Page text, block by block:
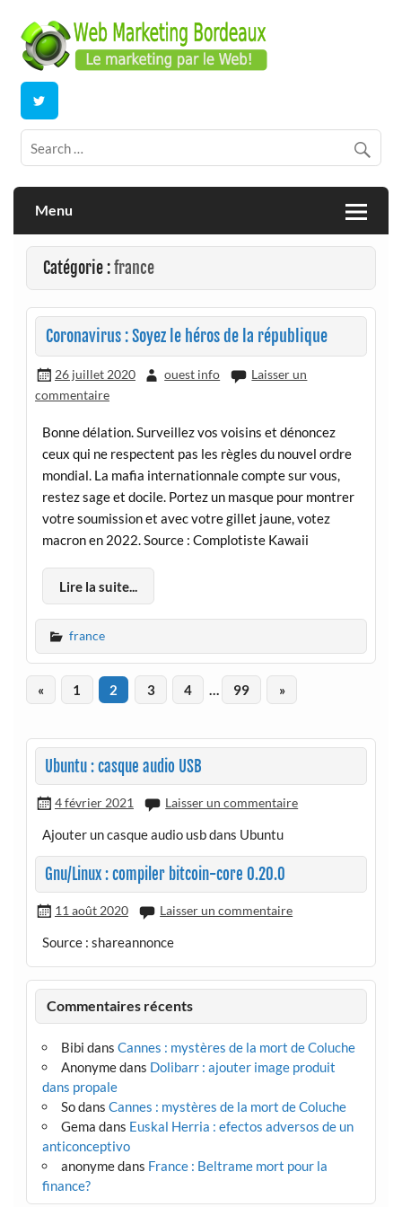
content
Webmarketing Bordeaux
E-commerce | ERP/CRM Dolibarr | Bordeaux
Menu
Catégorie :france
Coronavirus : Soyez le héros de la république
26 juillet 2020 ouest info
Laisser un
commentaire
Bonne délation. Surveillez vos voisins et dénoncez
ceux qui ne respectent pas les règles du nouvel ordre
mondial. La mafia internationnale compte sur vous,
restez sage et docile. Portez un masque pour montrer
votre soumission et avec votre gillet jaune, votez
macron en 2022. Source : Complotiste Kawaii
Lire la suite...
france
« 1 2 3 4 … 99 »
Ubuntu : casque audio USB
4 février 2021 Laisser un commentaire
Ajouter un casque audio usb dans Ubuntu
Gnu/Linux : compiler bitcoin-core 0.20.0
11 août 2020 Laisser un commentaire
Source : shareannonce
Commentaires récents
Bibi dans Cannes : mystères de la mort de Coluche
Anonymedans Dolibarr : ajouter image produit
dans propale
Sodans Cannes : mystères de la mort de Coluche
Gema dans Euskal Herria : efectos adversos de un
anticonceptivo
anonymedans France : Beltrame mort pour la
finance?